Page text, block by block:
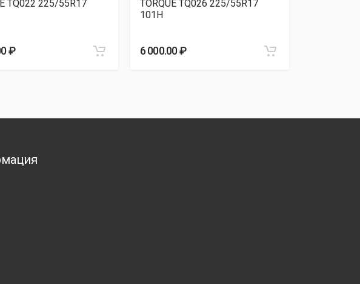
TQ022 225/55R17
₽
TORQUE TQ026 225/55R17
101H
6 000.00 ₽